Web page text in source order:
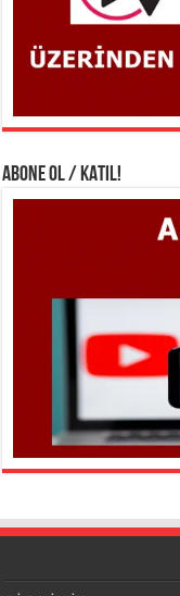
ABONE OL / KATIL!